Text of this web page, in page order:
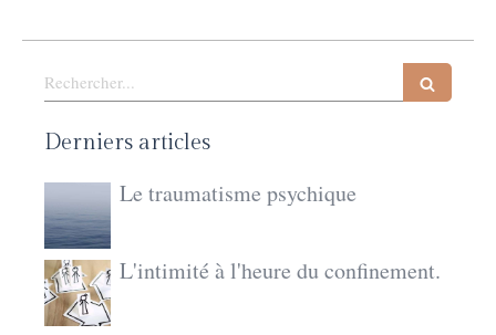
Rechercher
Derniers articles
Le traumatisme psychique
L'intimité à l'heure du confinement.